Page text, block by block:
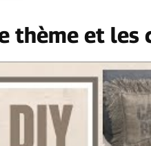
thème et les